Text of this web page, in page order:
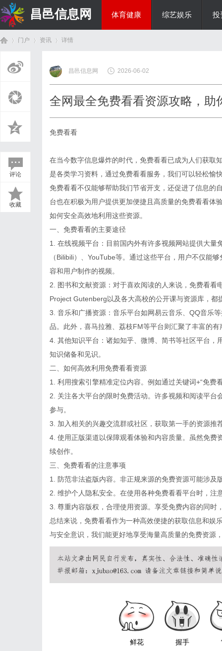
昌邑信息网 体育健康 综艺娱乐 投
门户 资讯
›
详情
评论
收藏
昌邑信息网 2026-06-02
全网最全免费看看资源攻略，助
免费看看
在当今数字信息爆炸的时代，免费看看已成为人们获取
是各类学习资料，通过免费看看服务，我们可以轻松愉
免费看看不仅能够帮助我们节省开支，还促进了信息的
台也在积极为用户提供更加便捷且高质量的免费看看体
如何安全高效地利用这些资源。
一、免费看看的主要途径
1. 在线视频平台：目前国内外有许多视频网站提供大
（Bilibili）、YouTube等。通过这些平台，用户不仅能
容和用户制作的视频。
2. 图书和文献资源：对于喜欢阅读的人来说，免费看
Project Gutenberg以及各大高校的公开课与资源库，
3. 音乐和广播资源：音乐平台如网易云音乐、QQ音乐
品。此外，喜马拉雅、荔枝FM等平台则汇聚了丰富的有
4. 其他知识平台：诸如知乎、微博、简书等社区平台
知识储备和见识。
二、如何高效利用免费看看资源
1. 利用搜索引擎精准定位内容。例如通过关键词+“免费
2. 关注各大平台的限时免费活动。许多视频和阅读平
参与。
3. 加入相关的兴趣交流群或社区，获取第一手的资源推
4. 使用正版渠道以保障观看体验和内容质量。虽然免
续创作。
三、免费看看的注意事项
1. 防范非法盗版内容。非正规来源的免费资源可能涉
2. 维护个人隐私安全。在使用各种免费看看平台时，
3. 尊重内容版权，合理使用资源。享受免费内容的同
总结来说，免费看看作为一种高效便捷的获取信息和娱
与安全意识，我们能更好地享受海量高质量的免费资源
鲜花 握手